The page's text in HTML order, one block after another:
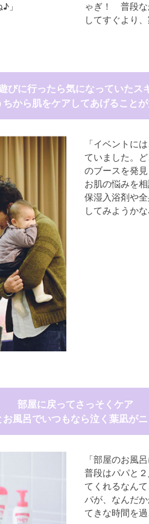
」
ゃぎ！ 普段な
してすぐより
びに行ったら気になっていたス
から肌をケアしてあげること
「イベントに
ていました。
のブースを発
お肌の悩みを
保湿入浴剤や
してみようかな
部屋に戻ってさっそくケア
お風呂でいつもなら泣く葉凪がニ
「部屋のお風
普段はパパと
てくれるなん
パが、なんだ
てきな時間を過